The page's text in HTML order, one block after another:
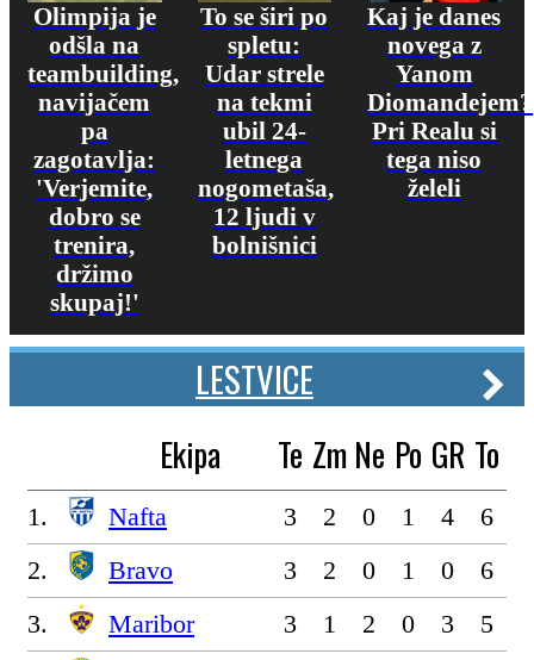
Olimpija je
odšla na
teambuilding,
navijačem
pa
zagotavlja:
'Verjemite,
dobro se
trenira,
držimo
skupaj!'
To se širi po
spletu:
Udar strele
na tekmi
ubil 24-
letnega
nogometaša,
12 ljudi v
bolnišnici
Kaj je danes
novega z
Yanom
Diomandejem?
Pri Realu si
tega niso
želeli
LESTVICE
Ekipa Te Zm Ne Po GR To
1. Nafta 3 2 0 1 4
6
2.
Bravo 3 2 0 1 0
6
3.
Maribor 3 1 2 0 3
5